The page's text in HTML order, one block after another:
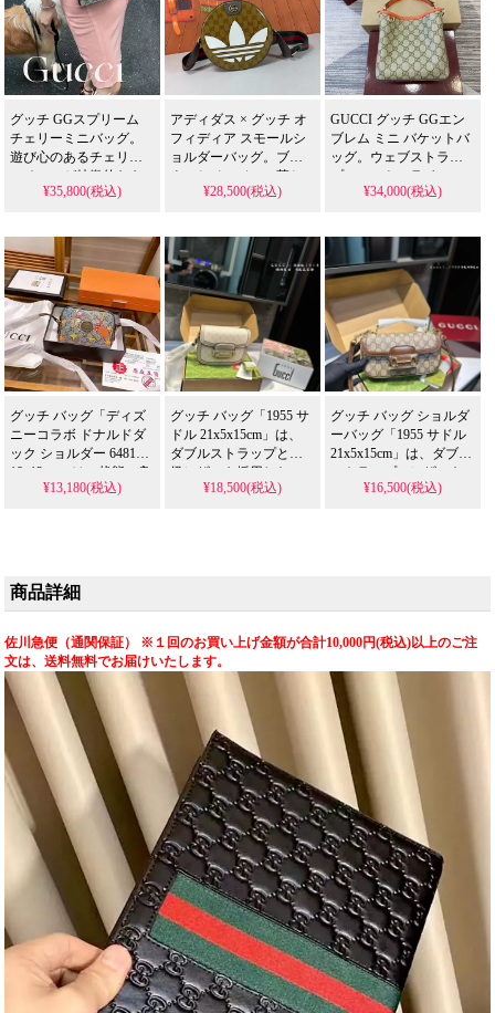
グッチ GGスプリーム
チェリーミニバッグ。
遊び心のあるチェリー
モチーフが特徴的なキ
ャンバスバッグです。
を、N級品相当の精巧さ
で格安に実現したスー
パー コピーです。
¥35,800(税込)
アディダス × グッチ オ
フィディア スモールシ
ョルダーバッグ。ブラ
ウンとベージュの落ち
着いたカラーのコラボ
インを、N級品相当の質
感で格安提供するスー
パー コピーとなってい
ます。
¥28,500(税込)
GUCCI グッチ GGエン
ブレム ミニ バケットバ
ッグ。ウェブストライ
プのコットンライニン
グが特徴的な人気ミニ
コピーです。芸能人も
愛用するコンパクトで
機能的なデザインの精
巧な偽物です。
¥34,000(税込)
グッチ バッグ「ディズ
ニーコラボ ドナルドダ
ック ショルダー 648124
18x12cm」は、状態の良
い中古品として入手可
魅力です。高品質なレ
プリカ品が送料無料で
れ、グッチ グッチ バッ
グのコレクターズアイ
テムを日常に取り入れ
られます。
¥13,180(税込)
グッチ バッグ「1955 サ
ドル 21x5x15cm」は、
ダブルストラップと高
級レザーを採用したマ
ルチスタイルサドルバ
けます。
¥18,500(税込)
グッチ バッグ ショルダ
ーバッグ「1955 サドル
21x5x15cm」は、ダブル
ストラップのレザーを
使用した人気マルチス
¥16,500(税込)
商品詳細
佐川急便（通関保証） ※１回のお買い上げ金額が合計10,000円(税込)以上のご注
文は、送料無料でお届けいたします。